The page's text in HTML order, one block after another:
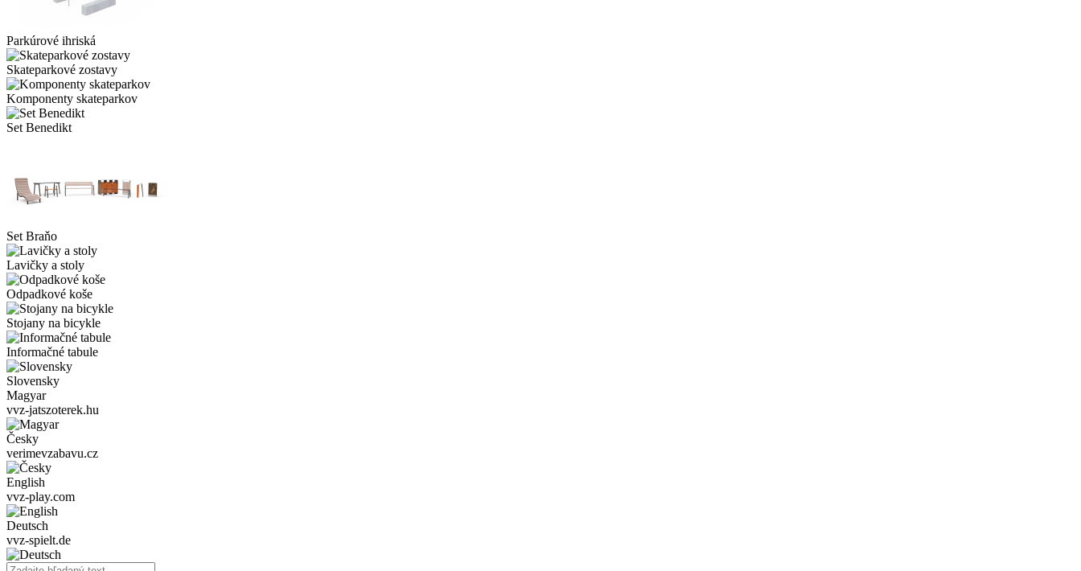
Parkúrové ihriská
Skateparkové zostavy
Komponenty skateparkov
Set Benedikt
Set Braňo
Lavičky a stoly
Odpadkové koše
Stojany na bicykle
Informačné tabule
Slovensky
Magyar
vvz-jatszoterek.hu
Česky
verimevzabavu.cz
English
vvz-play.com
Deutsch
vvz-spielt.de